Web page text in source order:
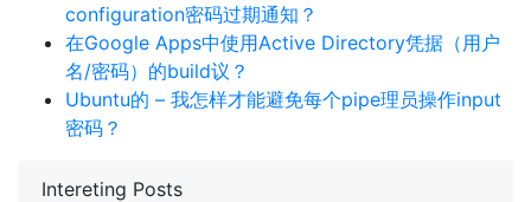
Intereting Posts
configuration密码过期通知？
在Google Apps中使用Active Directory凭据（用户
名/密码）的build议？
Ubuntu的 – 我怎样才能避免每个pipe理员操作input
密码？